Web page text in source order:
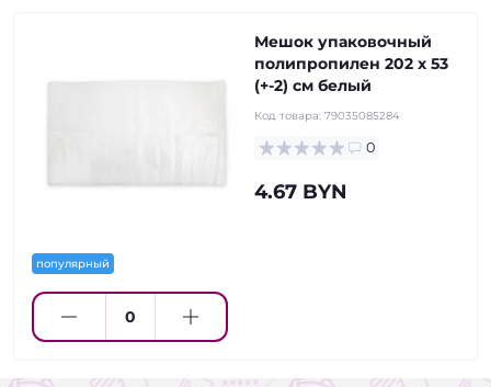
популярный
Мешок упаковочный
полипропилен 202 x 53
(+-2) см белый
Код товара: 79035085284
0
4.67 BYN